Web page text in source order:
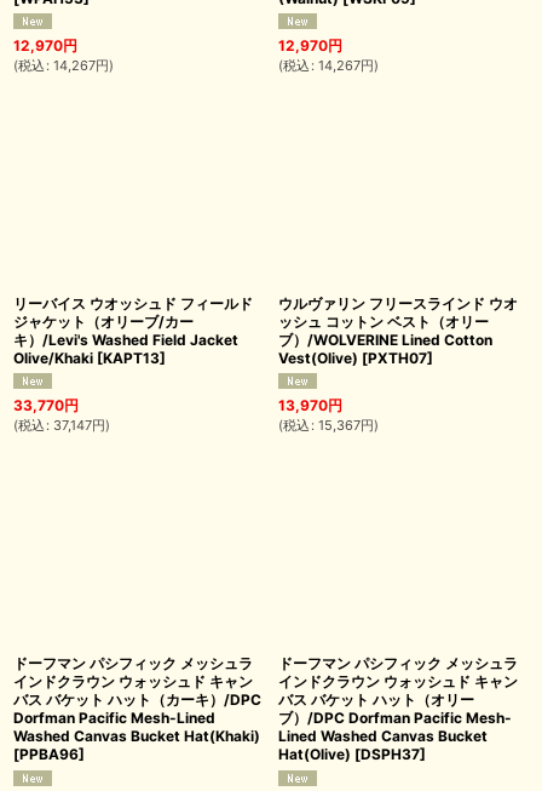
12,970円
(税込 : 14,267円)
12,970円
(税込 : 14,267円)
リーバイス ウオッシュド フィールド
ジャケット（オリーブ/カー
キ）/Levi's Washed Field Jacket
Olive/Khaki [KAPT13]
33,770円
(税込 : 37,147円)
ウルヴァリン フリースラインド ウオ
ッシュ コットン ベスト（オリー
ブ）/WOLVERINE Lined Cotton
Vest(Olive) [PXTH07]
13,970円
(税込 : 15,367円)
ドーフマン パシフィック メッシュラ
インドクラウン ウォッシュド キャン
バス バケット ハット（カーキ）/DPC
Dorfman Pacific Mesh-Lined
Washed Canvas Bucket Hat(Khaki)
[PPBA96]
ドーフマン パシフィック メッシュラ
インドクラウン ウォッシュド キャン
バス バケット ハット（オリー
ブ）/DPC Dorfman Pacific Mesh-
Lined Washed Canvas Bucket
Hat(Olive) [DSPH37]